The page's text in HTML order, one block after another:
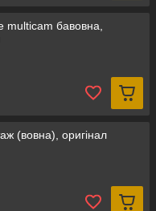
multicam бавовна,
(вовна), оригінал